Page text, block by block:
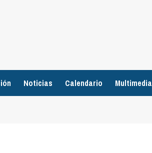
Noticias Calendario Multimedia